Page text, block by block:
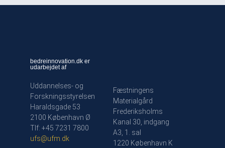
bedreinnovation.dk er
udarbejdet af
Uddannelses- og
Forskningsstyrelsen
Haraldsgade 53
2100 København Ø
Tlf: +45 7231 7800
ufs@ufm.dk
Fæstningens
Materialgård
Frederiksholms
Kanal 30, indgang
A3, 1. sal
1220 København K